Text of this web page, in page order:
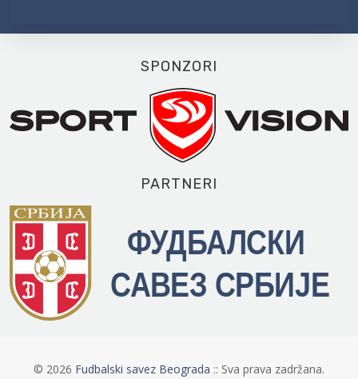
SPONZORI
PARTNERI
© 2026 Fudbalski savez Beograda :: Sva prava zadržana.